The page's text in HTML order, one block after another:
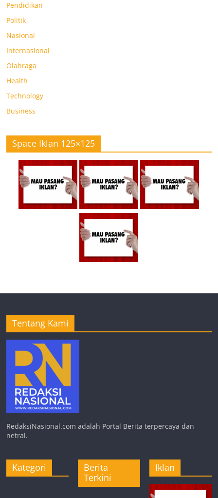
Pendidikan
Politik
Nasional
Internasional
Olahraga
Health
Technology
Business
Space Iklan 125×125
Tentang Kami
RedaksiNasional.com adalah Portal Berita terpercaya dan
netral.
Kategori
Berita
Terkini
Iklan